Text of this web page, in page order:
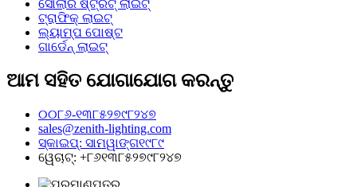
ସୋଲାର ଷ୍ଟ୍ରିଟ୍ ଲାଇଟ୍
ଟ୍ରାଫିକ୍ ଲାଇଟ୍
ଲ୍ୟାମ୍ପ ପୋଷ୍ଟ
ଗାର୍ଡେନ୍ ଲାଇଟ୍
ଆମ ସହିତ ଯୋଗାଯୋଗ କରନ୍ତୁ
୦୦୮୬-୧୩୮୫୨୭୯୮୨୪୭
sales@zenith-lighting.com
ସ୍କାଇପ୍: ସାମୱାଙ୍ଗ୧୯୮୯
ୱେଚାଟ୍: +୮୬୧୩୮୫୨୭୯୮୨୪୭